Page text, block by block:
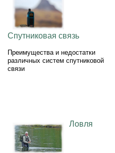
Спутниковая связь
Преимущества и недостатки
различных систем спутниковой
связи
Ловля